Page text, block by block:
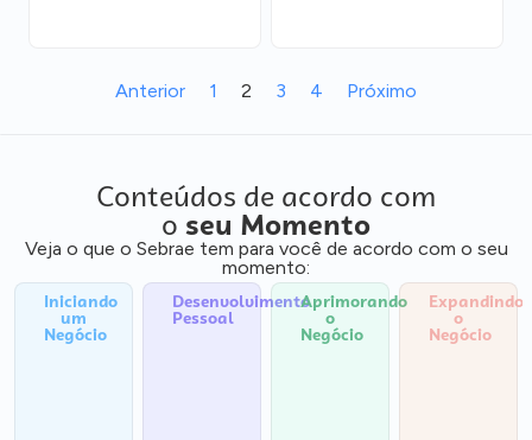
Anterior 1 2 3 4 Próximo
Conteúdos de acordo com
o seu Momento
Veja o que o Sebrae tem para você de acordo com o seu
momento:
Iniciando
um
Negócio
Desenvolvimento
Pessoal
Aprimorando
o
Negócio
Expandindo
o
Negócio